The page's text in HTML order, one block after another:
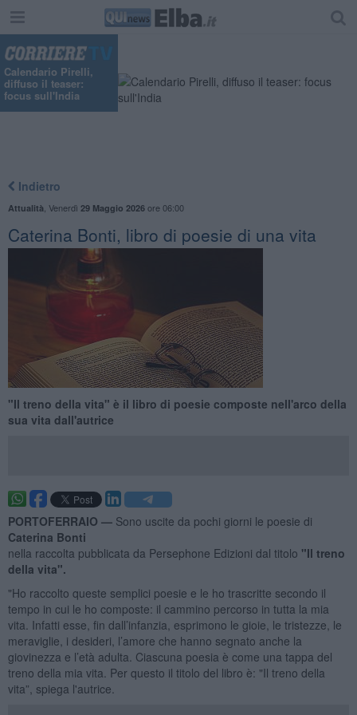
Calendario Pirelli,
diffuso il teaser:
focus sull'India
Indietro
Attualità Venerdì 29 Maggio 2026ore 06:00
Caterina Bonti, libro di poesie di una vita
"Il treno della vita" è il libro di poesie composte nell'arco della
sua vita dall'autrice
PORTOFERRAIO — Sono uscite da pochi giorni le poesie di
Caterina Bonti
nella raccolta pubblicata da Persephone Edizioni dal titolo "Il treno
della vita".
"Ho raccolto queste semplici poesie e le ho trascritte secondo il
tempo in cui le ho composte: il cammino percorso in tutta la mia
vita. Infatti esse, fin dall’infanzia, esprimono le gioie, le tristezze, le
meraviglie, i desideri, l’amore che hanno segnato anche la
giovinezza e l’età adulta. Ciascuna poesia è come una tappa del
treno della mia vita. Per questo il titolo del libro è: "Il treno della
vita”, spiega l'autrice.